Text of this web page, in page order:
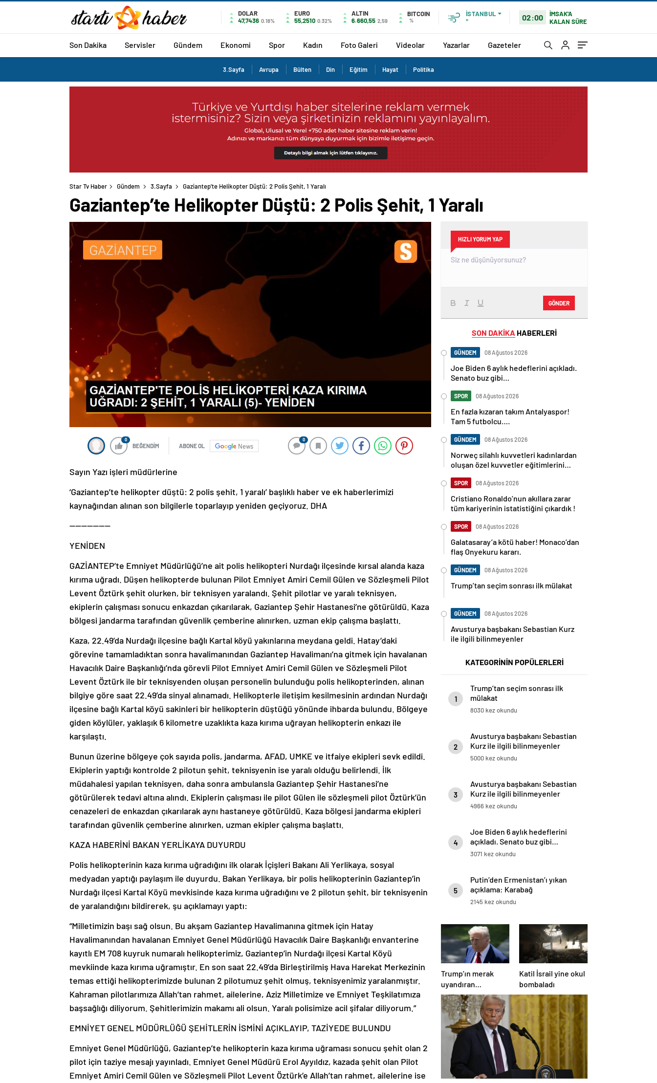
DOLAR
47,7436 0.18%
EURO
55,2510 0.32%
ALTIN
6.660,55 2,59
BITCOIN
%
İSTANBUL
°
02:00
İMSAK'A
KALAN SÜRE
Son Dakika Servisler Gündem Ekonomi Spor Kadın Foto Galeri Videolar Yazarlar Gazeteler
3.Sayfa Avrupa Bülten Din Eğitim Hayat Politika
Star Tv Haber Gündem 3.Sayfa Gaziantep’te Helikopter Düştü: 2 Polis Şehit, 1 Yaralı
Gaziantep’te Helikopter Düştü: 2 Polis Şehit, 1 Yaralı
0
BEĞENDİM ABONE OL News
0
Sayın Yazı işleri müdürlerine
‘Gaziantep’te helikopter düştü: 2 polis şehit, 1 yaralı’ başlıklı haber ve ek haberlerimizi
kaynağından alınan son bilgilerle toparlayıp yeniden geçiyoruz. DHA
———————
YENİDEN
GAZİANTEP’te Emniyet Müdürlüğü’ne ait polis helikopteri Nurdağı ilçesinde kırsal alanda kaza
kırıma uğradı. Düşen helikopterde bulunan Pilot Emniyet Amiri Cemil Gülen ve Sözleşmeli Pilot
Levent Öztürk şehit olurken, bir teknisyen yaralandı. Şehit pilotlar ve yaralı teknisyen,
ekiplerin çalışması sonucu enkazdan çıkarılarak, Gaziantep Şehir Hastanesi’ne götürüldü. Kaza
bölgesi jandarma tarafından güvenlik çemberine alınırken, uzman ekip çalışma başlattı.
Kaza, 22.49’da Nurdağı ilçesine bağlı Kartal köyü yakınlarına meydana geldi. Hatay’daki
görevine tamamladıktan sonra havalimanından Gaziantep Havalimanı’na gitmek için havalanan
Havacılık Daire Başkanlığı’nda görevli Pilot Emniyet Amiri Cemil Gülen ve Sözleşmeli Pilot
Levent Öztürk ile bir teknisyenden oluşan personelin bulunduğu polis helikopterinden, alınan
bilgiye göre saat 22.49’da sinyal alınamadı. Helikopterle iletişim kesilmesinin ardından Nurdağı
ilçesine bağlı Kartal köyü sakinleri bir helikopterin düştüğü yönünde ihbarda bulundu. Bölgeye
giden köylüler, yaklaşık 6 kilometre uzaklıkta kaza kırıma uğrayan helikopterin enkazı ile
karşılaştı.
Bunun üzerine bölgeye çok sayıda polis, jandarma, AFAD, UMKE ve itfaiye ekipleri sevk edildi.
Ekiplerin yaptığı kontrolde 2 pilotun şehit, teknisyenin ise yaralı olduğu belirlendi. İlk
müdahalesi yapılan teknisyen, daha sonra ambulansla Gaziantep Şehir Hastanesi’ne
götürülerek tedavi altına alındı. Ekiplerin çalışması ile pilot Gülen ile sözleşmeli pilot Öztürk’ün
cenazeleri de enkazdan çıkarılarak aynı hastaneye götürüldü. Kaza bölgesi jandarma ekipleri
tarafından güvenlik çemberine alınırken, uzman ekipler çalışma başlattı.
KAZA HABERİNİ BAKAN YERLİKAYA DUYURDU
Polis helikopterinin kaza kırıma uğradığını ilk olarak İçişleri Bakanı Ali Yerlikaya, sosyal
medyadan yaptığı paylaşım ile duyurdu. Bakan Yerlikaya, bir polis helikopterinin Gaziantep’in
Nurdağı ilçesi Kartal Köyü mevkisinde kaza kırıma uğradığını ve 2 pilotun şehit, bir teknisyenin
de yaralandığını bildirerek, şu açıklamayı yaptı:
“Milletimizin başı sağ olsun. Bu akşam Gaziantep Havalimanına gitmek için Hatay
Havalimanından havalanan Emniyet Genel Müdürlüğü Havacılık Daire Başkanlığı envanterine
kayıtlı EM 708 kuyruk numaralı helikopterimiz, Gaziantep’in Nurdağı ilçesi Kartal Köyü
mevkiinde kaza kırıma uğramıştır. En son saat 22.49’da Birleştirilmiş Hava Harekat Merkezinin
temas ettiği helikopterimizde bulunan 2 pilotumuz şehit olmuş, teknisyenimiz yaralanmıştır.
Kahraman pilotlarımıza Allah’tan rahmet, ailelerine, Aziz Milletimize ve Emniyet Teşkilatımıza
başsağlığı diliyorum. Şehitlerimizin makamı ali olsun. Yaralı polisimize acil şifalar diliyorum.”
EMNİYET GENEL MÜDÜRLÜĞÜ ŞEHİTLERİN İSMİNİ AÇIKLAYIP, TAZİYEDE BULUNDU
Emniyet Genel Müdürlüğü, Gaziantep’te helikopterin kaza kırıma uğraması sonucu şehit olan 2
pilot için taziye mesajı yayınladı. Emniyet Genel Müdürü Erol Ayyıldız, kazada şehit olan Pilot
Emniyet Amiri Cemil Gülen ve Sözleşmeli Pilot Levent Öztürk’e Allah’tan rahmet, ailelerine ise
HIZLI YORUM YAP
GÖNDER
SON DAKİKA HABERLERİ
GÜNDEM 08 Ağustos 2026
Joe Biden 6 aylık hedeflerini açıkladı.
Senato buz gibi…
SPOR 08 Ağustos 2026
En fazla kızaran takım Antalyaspor!
Tam 5 futbolcu….
GÜNDEM 08 Ağustos 2026
Norweç silahlı kuvvetleri kadınlardan
oluşan özel kuvvetler eğitimlerini
SPOR 08 Ağustos 2026
Cristiano Ronaldo’nun akıllara zarar
tüm kariyerinin istatistiğini çıkardık !
SPOR 08 Ağustos 2026
Galatasaray’a kötü haber! Monaco’dan
flaş Onyekuru kararı.
GÜNDEM 08 Ağustos 2026
Trump’tan seçim sonrası ilk mülakat
GÜNDEM 08 Ağustos 2026
Avusturya başbakanı Sebastian Kurz
ile ilgili bilinmeyenler
KATEGORİNİN POPÜLERLERİ
1
Trump’tan seçim sonrası ilk
mülakat
8030 kez okundu
2
Avusturya başbakanı Sebastian
Kurz ile ilgili bilinmeyenler
5000 kez okundu
3
Avusturya başbakanı Sebastian
Kurz ile ilgili bilinmeyenler
4966 kez okundu
4
Joe Biden 6 aylık hedeflerini
açıkladı. Senato buz gibi…
3071 kez okundu
5
Putin’den Ermenistan’ı yıkan
açıklama: Karabağ
Azerbaycan’ın ayrılmaz bir
2145 kez okundu
Trump’ın merak
uyandıran
paylaşımının sağlık
sistemiyle ilgili
kararname olduğu
anlaşıldı
Katil İsrail yine okul
bombaladı